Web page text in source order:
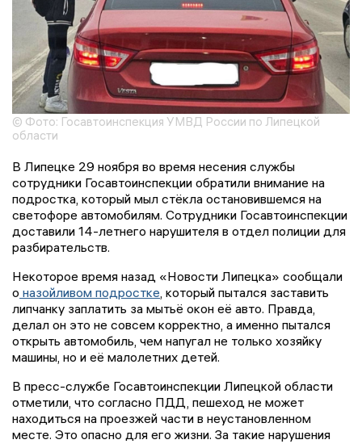
© Фото: Госавтоинспекция УМВД России по Липецкой
области
В Липецке 29 ноября во время несения службы
сотрудники Госавтоинспекции обратили внимание на
подростка, который мыл стёкла остановившемся на
светофоре автомобилям. Сотрудники Госавтоинспекции
доставили 14-летнего нарушителя в отдел полиции для
разбирательств.
Некоторое время назад «Новости Липецка» сообщали
о назойливом подростке, который пытался заставить
липчанку заплатить за мытьё окон её авто. Правда,
делал он это не совсем корректно, а именно пытался
открыть автомобиль, чем напугал не только хозяйку
машины, но и её малолетних детей.
В пресс-службе Госавтоинспекции Липецкой области
отметили, что согласно ПДД, пешеход не может
находиться на проезжей части в неустановленном
месте. Это опасно для его жизни. За такие нарушения